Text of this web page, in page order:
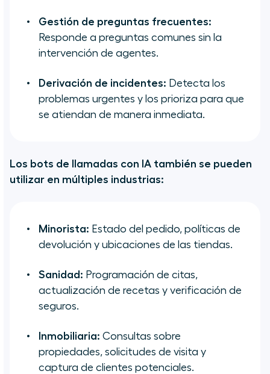
Gestión de preguntas frecuentes:
Responde a preguntas comunes sin la
intervención de agentes.
Derivación de incidentes: Detecta los
problemas urgentes y los prioriza para que
se atiendan de manera inmediata.
Los bots de llamadas con IA también se pueden
utilizar en múltiples industrias:
Minorista: Estado del pedido, políticas de
devolución y ubicaciones de las tiendas.
Sanidad: Programación de citas,
actualización de recetas y verificación de
seguros.
Inmobiliaria: Consultas sobre
propiedades, solicitudes de visita y
captura de clientes potenciales.